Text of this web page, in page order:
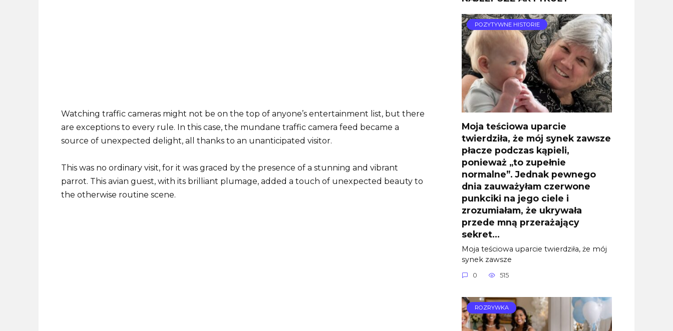
Watching traffic cameras might not be on the top of anyone’s entertainment list, but there
are exceptions to every rule. In this case, the mundane traffic camera feed became a
source of unexpected delight, all thanks to an unanticipated visitor.
This was no ordinary visit, for it was graced by the presence of a stunning and vibrant
parrot. This avian guest, with its brilliant plumage, added a touch of unexpected beauty to
the otherwise routine scene.
POZYTYWNE HISTORIE
Moja teściowa uparcie
twierdziła, że mój synek zawsze
płacze podczas kąpieli,
ponieważ „to zupełnie
normalne”. Jednak pewnego
dnia zauważyłam czerwone
punkciki na jego ciele i
zrozumiałam, że ukrywała
przede mną przerażający
sekret…
Moja teściowa uparcie twierdziła, że mój
synek zawsze
0 515
ROZRYWKA